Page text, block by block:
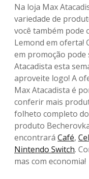
Na loja Max
variedade de
você também pode
Lemond em oferta!
em promoção
Atacadista esta
aproveite logo! A
Max Atacadista é
conferir mais
folheto completo
produto
encontrará Café,
Nintendo Switch.
mas com economia!